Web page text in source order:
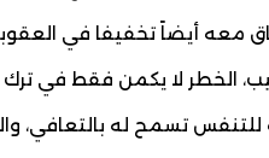
معه أيضاً تخفيفا في
الخطر لا يكمن فقط في ترك
تسمح له بالتعافي،